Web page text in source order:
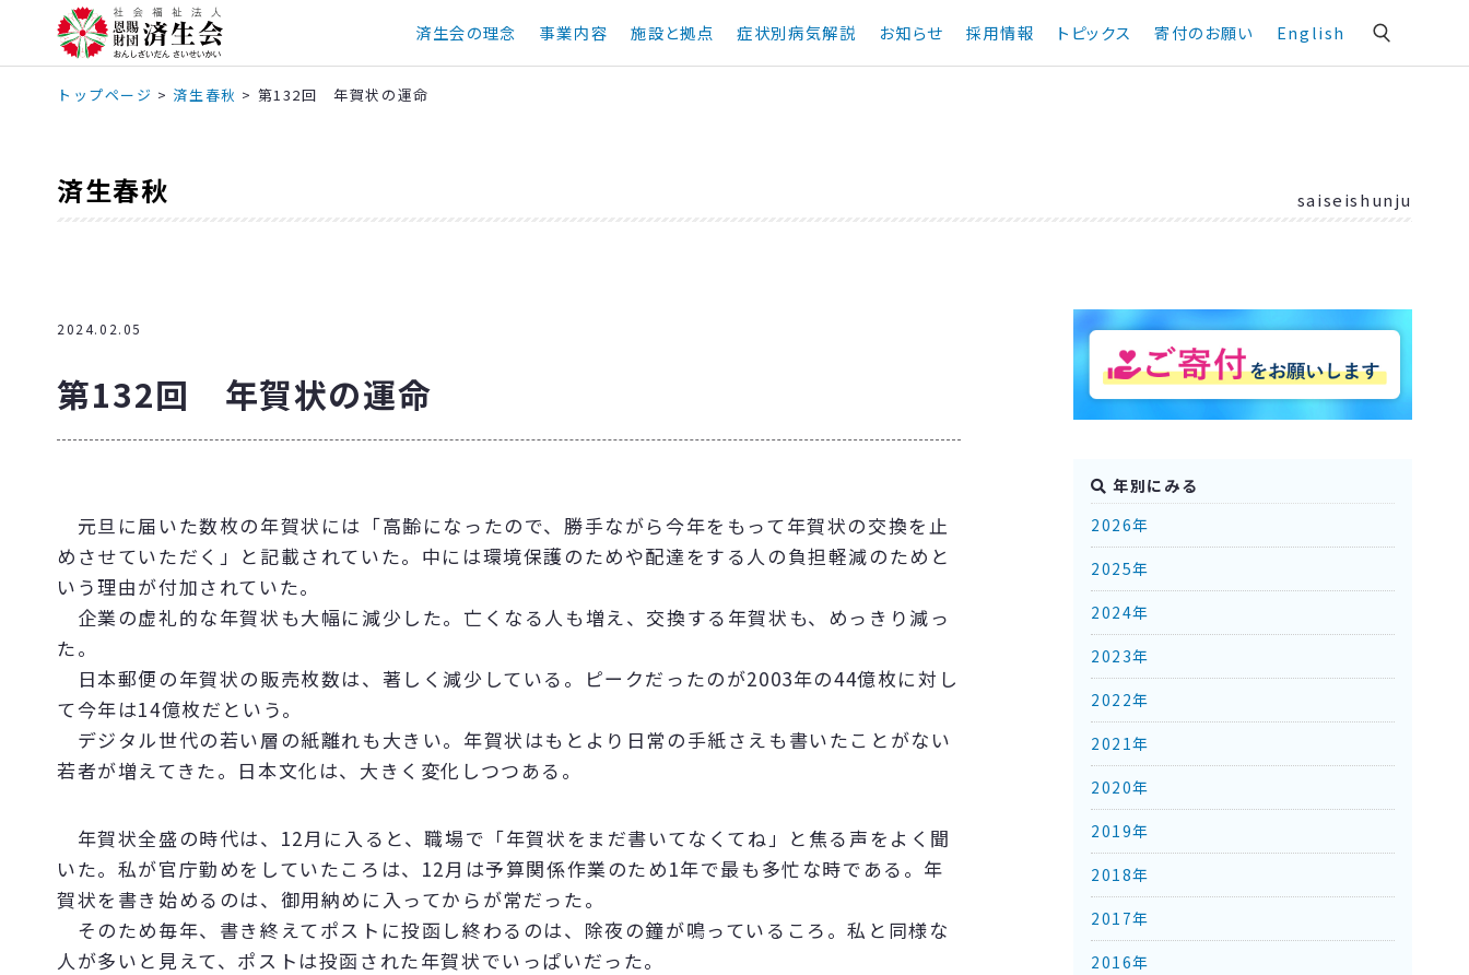
済生会の理念 事業内容 施設と拠点 症状別病気解説 お知らせ 採用情報 トピックス 寄付のお願い English
トップページ > 済生春秋 > 第132回 年賀状の運命
済生春秋 saiseishunju
2024.02.05
第132回 年賀状の運命
元旦に届いた数枚の年賀状には「高齢になったので、勝手ながら今年をもって年賀状の交換を止
めさせていただく」と記載されていた。中には環境保護のためや配達をする人の負担軽減のためと
いう理由が付加されていた。
企業の虚礼的な年賀状も大幅に減少した。亡くなる人も増え、交換する年賀状も、めっきり減っ
た。
日本郵便の年賀状の販売枚数は、著しく減少している。ピークだったのが2003年の44億枚に対し
て今年は14億枚だという。
デジタル世代の若い層の紙離れも大きい。年賀状はもとより日常の手紙さえも書いたことがない
若者が増えてきた。日本文化は、大きく変化しつつある。
年賀状全盛の時代は、12月に入ると、職場で「年賀状をまだ書いてなくてね」と焦る声をよく聞
いた。私が官庁勤めをしていたころは、12月は予算関係作業のため1年で最も多忙な時である。年
賀状を書き始めるのは、御用納めに入ってからが常だった。
そのため毎年、書き終えてポストに投函し終わるのは、除夜の鐘が鳴っているころ。私と同様な
人が多いと見えて、ポストは投函された年賀状でいっぱいだった。
年別にみる
2026年
2025年
2024年
2023年
2022年
2021年
2020年
2019年
2018年
2017年
2016年